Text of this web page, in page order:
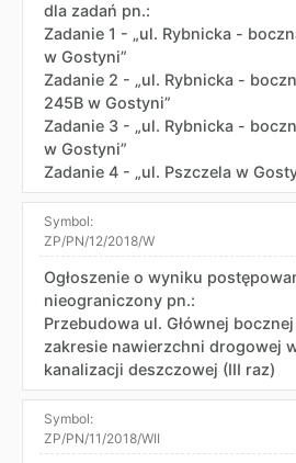
dla zadań pn.:
Zadanie 1 - „ul. Rybnicka -
w Gostyni”
Zadanie 2 - „ul. Rybnicka -
245B w Gostyni”
Zadanie 3 - „ul. Rybnicka -
w Gostyni”
Zadanie 4 - „ul. Pszczela w
Symbol:
ZP/PN/12/2018/W
Ogłoszenie o wyniku
nieograniczony pn.:
Przebudowa ul. Głównej
zakresie nawierzchni drogowej
kanalizacji deszczowej (III raz)
Symbol:
ZP/PN/11/2018/WII